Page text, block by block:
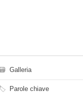
Galleria
Parole chiave